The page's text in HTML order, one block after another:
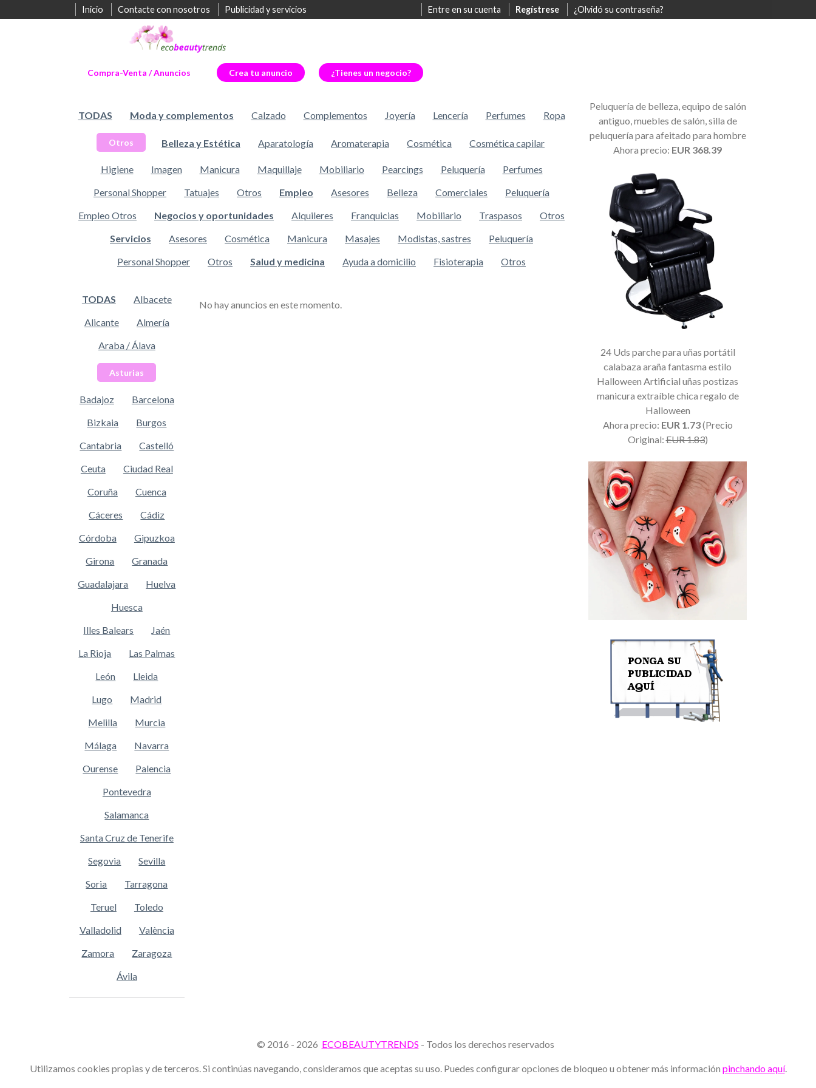
Inicio Contacte con nosotros Publicidad y servicios Entre en su cuenta Regístrese ¿Olvidó su contraseña?
Compra-Venta / Anuncios Crea tu anuncio ¿Tienes un negocio?
TODAS Moda y complementos Calzado Complementos Joyería Lencería Perfumes Ropa
Otros Belleza y Estética Aparatología Aromaterapia Cosmética Cosmética capilar
Higiene Imagen Manicura Maquillaje Mobiliario Pearcings Peluquería
Perfumes
Personal Shopper
Tatuajes Otros Empleo Asesores Belleza Comerciales
Peluquería
Empleo Otros
Negocios y oportunidades Alquileres Franquicias Mobiliario Traspasos
Otros
Servicios
Asesores Cosmética Manicura Masajes Modistas, sastres
Peluquería
Personal Shopper
Otros Salud y medicina Ayuda a domicilio Fisioterapia Otros
TODAS
Albacete
Alicante
Almería
Araba / Álava
Asturias
Badajoz
Barcelona
Bizkaia
Burgos
Cantabria
Castelló
Ceuta
Ciudad Real
Coruña
Cuenca
Cáceres
Cádiz
Córdoba
Gipuzkoa
Girona
Granada
Guadalajara
Huelva
Huesca
Illes Balears
Jaén
La Rioja
Las Palmas
León
Lleida
Lugo
Madrid
Melilla
Murcia
Málaga
Navarra
Ourense
Palencia
Pontevedra
Salamanca
Santa Cruz de Tenerife
Segovia
Sevilla
Soria
Tarragona
Teruel
Toledo
Valladolid
València
Zamora
Zaragoza
Ávila
No hay anuncios en este momento.
Peluquería de belleza, equipo de salón
antiguo, muebles de salón, silla de
peluquería para afeitado para hombre
Ahora precio: EUR 368.39
24 Uds parche para uñas portátil
calabaza araña fantasma estilo
Halloween Artificial uñas postizas
manicura extraíble chica regalo de
Halloween
Ahora precio: EUR 1.73(Precio
Original:EUR 1.83)
© 2016 - 2026 ECOBEAUTYTRENDS - Todos los derechos reservados
Utilizamos cookies propias y de terceros. Si continúas navegando, consideramos que aceptas su uso. Puedes configurar opciones de bloqueo u obtener más información pinchando aquí.